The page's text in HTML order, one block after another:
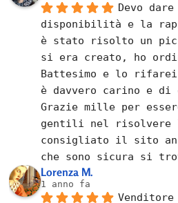
Devo
disponibilità e la
è stato risolto un
si era creato, ho
Battesimo e lo rifarei
è davvero carino e
Grazie mille per
gentili nel risolvere
consigliato il sito
che sono sicura si
Lorenza M.
1 anno fa